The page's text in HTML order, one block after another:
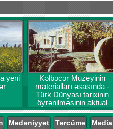
yeni
Kəlbəcər Muzeyinin
materialları əsasında -
Türk Dünyası tarixinin
öyrənilməsinin aktual
problemləri
Mədəniyyət Tərcümə Media